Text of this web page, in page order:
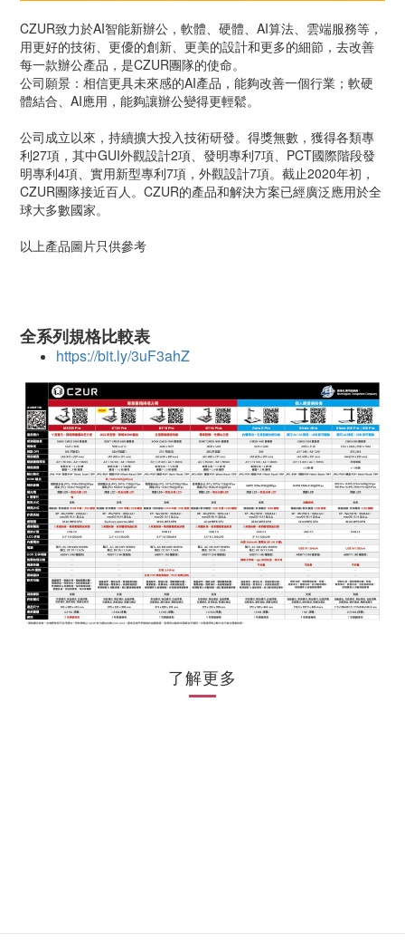
CZUR致力於AI智能新辦公，軟體、硬體、AI算法、雲端服務等，
用更好的技術、更優的創新、更美的設計和更多的細節，去改善
每一款辦公產品，是CZUR團隊的使命。
公司願景：相信更具未來感的AI產品，能夠改善一個行業；軟硬
體結合、AI應用，能夠讓辦公變得更輕鬆。
公司成立以來，持續擴大投入技術研發。得獎無數，獲得各類專
利27項，其中GUI外觀設計2項、發明專利7項、PCT國際階段發
明專利4項、實用新型專利7項，外觀設計7項。截止2020年初，
CZUR團隊接近百人。CZUR的產品和解決方案已經廣泛應用於全
球大多數國家。
以上產品圖片只供參考
全系列規格比較表
https://bit.ly/3uF3ahZ
了解更多